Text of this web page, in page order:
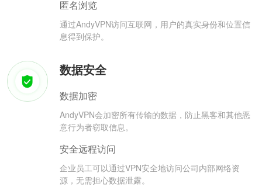
匿名浏览
通过AndyVPN访问互联网，用户的真实身份和位置信
息得到保护。
数据安全
数据加密
AndyVPN会加密所有传输的数据，防止黑客和其他恶
意行为者窃取信息。
安全远程访问
企业员工可以通过VPN安全地访问公司内部网络资
源，无需担心数据泄露。